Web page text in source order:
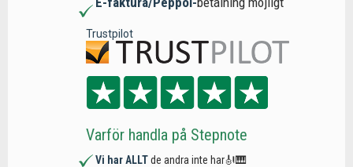
Trustpilot
Varför handla på Stepnote
Vi har ALLTde andra inte har🎻🎹